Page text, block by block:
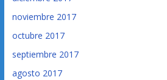
noviembre 2017
octubre 2017
septiembre 2017
agosto 2017